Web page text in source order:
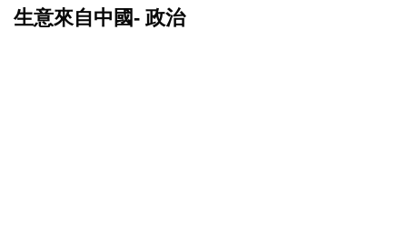
生意來自中國- 政治